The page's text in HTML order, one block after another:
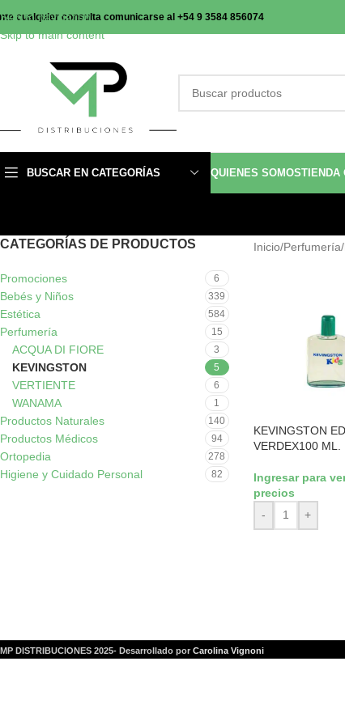
Skip to navigation
Skip to main content
cualquier consulta comunicarse al +54 9 3584 856074
BUSCAR EN CATEGORÍAS QUIENES SOMOSTIENDA
CATEGORÍAS DE PRODUCTOS
Promociones 6
Bebés y Niños 339
Estética 584
Perfumería 15
ACQUA DI FIORE 3
KEVINGSTON 5
VERTIENTE 6
WANAMA 1
Productos Naturales 140
Productos Médicos 94
Ortopedia 278
Higiene y Cuidado Personal 82
Inicio/Perfumería/
KEVINGSTON
VERDEX100 ML.
Ingresar para
precios
-
+
MP DISTRIBUCIONES 2025- Desarrollado por Carolina Vignoni